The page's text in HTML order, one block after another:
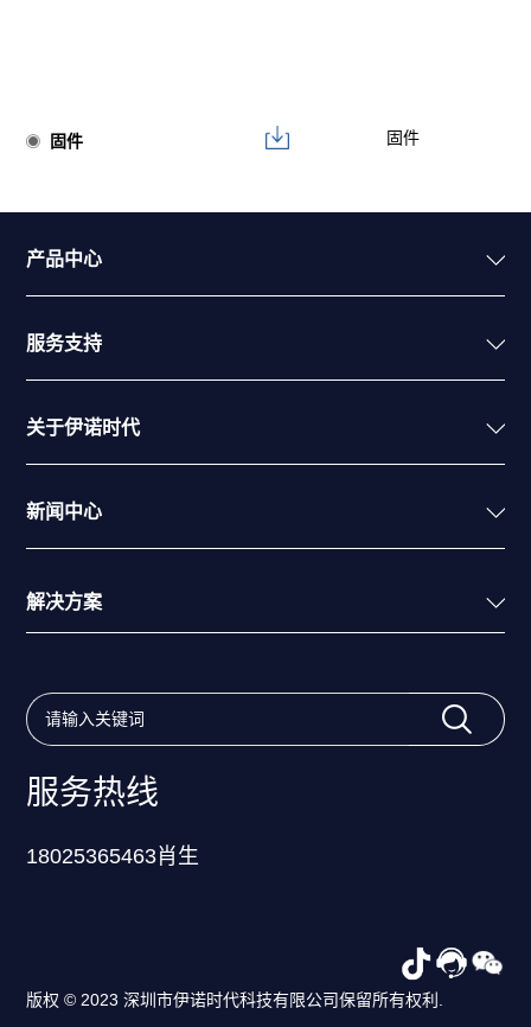
固件 固件
产品中心
服务支持
关于伊诺时代
新闻中心
解决方案
服务热线
18025365463肖生
版权 © 2023 深圳市伊诺时代科技有限公司保留所有权利.